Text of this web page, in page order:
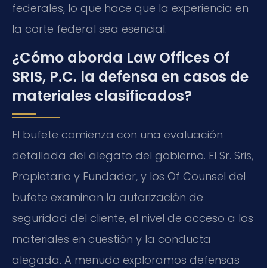
federales, lo que hace que la experiencia en
la corte federal sea esencial.
¿Cómo aborda Law Offices Of
SRIS, P.C. la defensa en casos de
materiales clasificados?
El bufete comienza con una evaluación
detallada del alegato del gobierno. El Sr. Sris,
Propietario y Fundador, y los Of Counsel del
bufete examinan la autorización de
seguridad del cliente, el nivel de acceso a los
materiales en cuestión y la conducta
alegada. A menudo exploramos defensas